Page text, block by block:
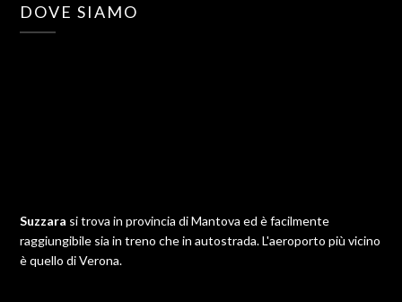
DOVE SIAMO
Suzzara si trova in provincia di Mantova ed è facilmente
raggiungibile sia in treno che in autostrada. L'aeroporto più vicino
è quello di Verona.